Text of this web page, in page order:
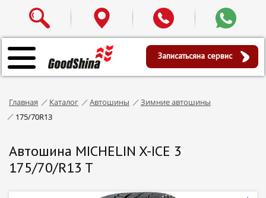
Записатьсяна сервис
Главная Каталог Автошины
Зимние автошины
175/70R13
Автошина MICHELIN X-ICE 3
175/70/R13 T